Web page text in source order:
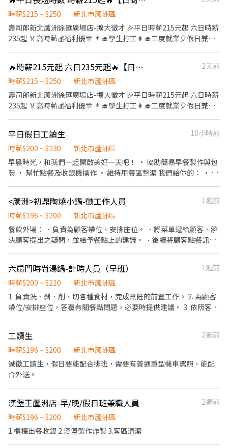
時薪$215 ~ $250
新北市蘆洲區
壽司郎新北蘆洲徐匯廣場店-擴大徵才 🎉平日時薪215元起 六日時薪
235起 🏅高時薪💰福利優🎊 👨‍🎓學生打工👩‍🎓二度就業🎈假日兼職
用補助 ▪薪資照舊計算 ⭕招募條件 ▪職前教育訓練，歡迎無經驗
者加入!! ▪歡迎二度就業、學生實習、長期打工、短期工讀 ▪彈性
排班：09:00~00:00（每日至少排班4小時，請於面試時與主管確認
班表） ⭕工作內容（在職教育訓練完善，無經驗者OK） ▪外場 帶
存盤點 等 ⭕獎金福利 ▪生日禮券 ▪員工用餐優惠 ▪年度健檢及津
貼 ▪一年4次考核及調薪機會 ▪加班費5分鐘為單位計算 ▪不定期
3,000~10,000元獎金 ⭕企業魅力 ▪加班費為5分鐘為單位計算，重
視員工的辛勤付出。 ▪實力主義不論年資，且制度完善、升遷調薪
快速，適合具有企圖心的您。 ▪學習日系企業商業禮儀、餐飲相關
專業技能，並能接觸店舖經營管理。 ▪展店計畫涵蓋全台灣，目標
本」的舒適工作環境。 ⭕基本保障 ①加班費(以5分鐘為單位計算)
②勞保、健保、意外險 ③每月提撥勞工退休新制6% ④特休／年假
按照勞基法規定 ⑤颱風天出勤津貼補助 ⑥員工店內用餐折扣 ⑦提供
員工制服 ⑧任職一年後提供免費健檢
🔥時薪215元起 六日235元起🔥【日商 壽司郎 蘆洲徐匯廣場店 兼職人員】
2天前
時薪$215 ~ $250
新北市蘆洲區
壽司郎新北蘆洲徐匯廣場店-擴大徵才 🎉平日時薪215元起 六日時薪
235起 🏅高時薪💰福利優🎊 👨‍🎓學生打工👩‍🎓二度就業🎈假日兼職
用補助 ▪薪資照舊計算 ⭕招募條件 ▪職前教育訓練，歡迎無經驗
者加入!! ▪歡迎二度就業、學生實習、長期打工、短期工讀 ▪彈性
排班：09:00~00:00（每日至少排班4小時，請於面試時與主管確認
班表） ⭕工作內容（在職教育訓練完善，無經驗者OK） ▪外場 帶
存盤點 等 ⭕獎金福利 ▪生日禮券 ▪員工用餐優惠 ▪年度健檢及津
貼 ▪一年4次考核及調薪機會 ▪加班費5分鐘為單位計算 ▪不定期
活動競賽獎金、時數達成獎金 ▪介紹親朋好友入職，期滿可獲得
3,000~10,000元獎金 ⭕企業魅力 ▪加班費為5分鐘為單位計算，重
視員工的辛勤付出。 ▪實力主義不論年資，且制度完善、升遷調薪
快速，適合具有企圖心的您。 ▪學習日系企業商業禮儀、餐飲相關
專業技能，並能接觸店舖經營管理。 ▪展店計畫涵蓋全台灣，目標
本」的舒適工作環境。 ⭕基本保障 ①加班費(以5分鐘為單位計算)
②勞保、健保、意外險 ③每月提撥勞工退休新制6% ④特休／年假
按照勞基法規定 ⑤颱風天出勤津貼補助 ⑥員工店內用餐折扣 ⑦提供
員工制服 ⑧任職一年後提供免費健檢
平日假日工讀生
10小時前
時薪$200 ~ $230
新北市蘆洲區
早晨時光，和我們一起開啟美好一天吧！ • 協助簡易早餐製作與包
裝 • 幫忙點餐及收銀機操作 • 維持用餐區整潔 我們給你的： • 彈
<蘆洲>初鼎陶燒小鍋-徵工作人員
1週前
時薪$196 ~ $200
新北市蘆洲區
餐飲外場： ．負責為顧客帶位、安排座位。 ．將菜單遞給顧客、解
決顧客提出之疑問，並給予餐點上的建議。 ．後續將顧客點餐訊息
帳、收銀等工作。 ．處理烹飪前與烹飪中之準備工作與其他餐廳相
關事務。 ．負責洗、剝、削、切各種食材。 ．負責清理工作環境、
設備和餐具。 ．準備不同餐點所需要的食材。 ．協助測量食材的容
量與重量。 ．負責擺盤、打包外帶服務。
六扇門時尚湯鍋-計時人員（早班）
1週前
時薪$200 ~ $210
新北市蘆洲區
1. 負責洗、剝、削、切各種食材，完成烹飪的前置工作。 2. 為顧客
帶位/安排座位，答覆有關餐點問題，必要時提供建議。 3. 依照客人
自助吧，食材補給。 7. 負責結帳、收銀之工作。 8. 於客人用餐完畢
後，收拾碗盤與清理環境。 *實際工作內容，依照面試實際告知之內
容為主。 *可協調固定假日、早、晚、打烊班計時人員 *友善歡樂的
工作環境，每一位同仁都是我們的夥伴！ *歡迎對餐飲業有興趣的您
工讀生
2週前
時薪$196 ~ $200
新北市蘆洲區
誠徵工讀生，假日要能配合排班，需要有普通重型機車駕照，能配
合外送。
漢堡王蘆洲店-早/晚/假日班兼職人員
2週前
時薪$196 ~ $200
新北市蘆洲區
1.櫃檯出餐收銀 2.漢堡製作炸製 3.客區清潔